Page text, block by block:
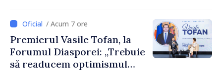
dumneavoastră pentru a
construi comunități mai
puternice”
/ Acum 7 ore
Premierul Vasile Tofan, la
Forumul Diasporei: „Trebuie
să readucem optimismul